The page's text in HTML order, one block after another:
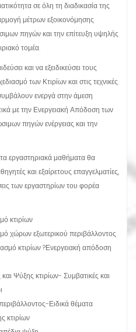
σε όλη τη διαδικασία της
μέτρων εξοικονόμησης
πηγών και την επίτευξη υψηλής
τομέα.
και να εξειδικεύσει τους
των Κτιρίων και στις τεχνικές
ενεργά στην άμεση
με την Ενεργειακή Απόδοση των
πηγών ενέργειας και την
εργαστηριακά μαθήματα θα
και εξαίρετους επαγγελματίες,
των εργαστηρίων του φορέα
κτιρίων
χώρων εξωτερικού περιβάλλοντος
κτιρίων ?Ενεργειακή απόδοση
Ψύξης κτιρίων- Συμβατικές και
Ειδικά θέματα
κτιρίων